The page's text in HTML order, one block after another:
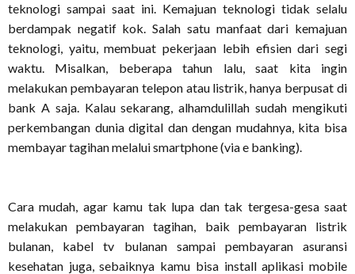
teknologi sampai saat ini. Kemajuan teknologi tidak selalu
berdampak negatif kok. Salah satu manfaat dari kemajuan
teknologi, yaitu, membuat pekerjaan lebih efisien dari segi
waktu. Misalkan, beberapa tahun lalu, saat kita ingin
melakukan pembayaran telepon atau listrik, hanya berpusat di
bank A saja. Kalau sekarang, alhamdulillah sudah mengikuti
perkembangan dunia digital dan dengan mudahnya, kita bisa
membayar tagihan melalui smartphone (via e banking).
Cara mudah, agar kamu tak lupa dan tak tergesa-gesa saat
melakukan pembayaran tagihan, baik pembayaran listrik
bulanan, kabel tv bulanan sampai pembayaran asuransi
kesehatan juga, sebaiknya kamu bisa install aplikasi mobile